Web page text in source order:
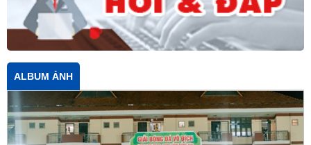
ALBUM ẢNH